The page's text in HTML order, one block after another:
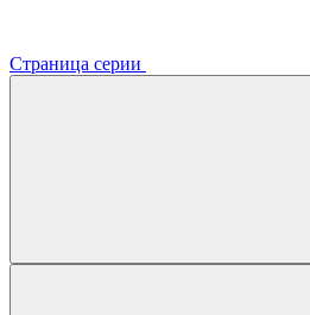
Страница серии